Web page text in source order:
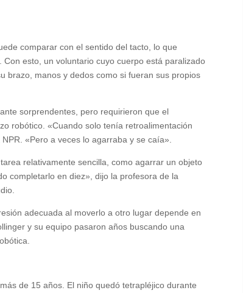
comparar con el sentido del tacto, lo que
esto, un voluntario cuyo cuerpo está paralizado
brazo, manos y dedos como si fueran sus propios
sorprendentes, pero requirieron que el
robótico. «Cuando solo tenía retroalimentación
«Pero a veces lo agarraba y se caía».
relativamente sencilla, como agarrar un objeto
completarlo en diez», dijo la profesora de la
adecuada al moverlo a otro lugar depende en
y su equipo pasaron años buscando una
de 15 años. El niño quedó tetrapléjico durante